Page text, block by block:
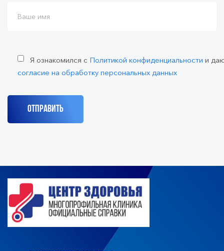
Я ознакомился с Политикой конфиденциальности и
согласие на обработку персональных данных